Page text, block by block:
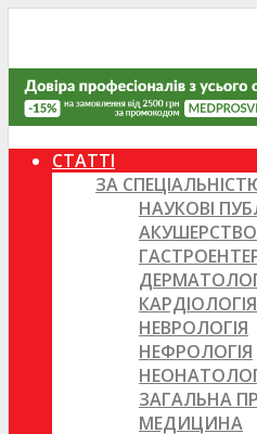
СТАТТІ
ЗА
НАУКОВІ
АКУШЕРСТВО
КАРДІОЛОГІЯ
НЕВРОЛОГІЯ
НЕФРОЛОГІЯ
ЗАГАЛЬНА
МЕДИЦИНА